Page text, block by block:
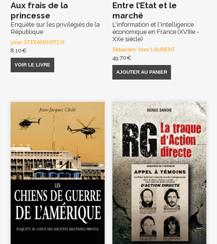
Aux frais de la
princesse
Enquête sur les privilégiés de la
République
yvan STEFANOVITCH
8,10€
VOIR LE LIVRE
Entre l’Etat et le
marché
L'information et l'intelligence
économique en France (XVIIIe -
XXe siècle)
Sébastien-Yves LAURENT
49,70€
AJOUTER AU PANIER